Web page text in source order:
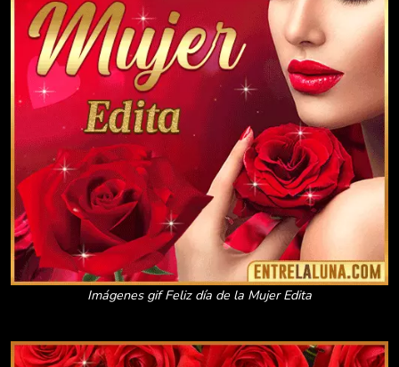
Imágenes gif Feliz día de la Mujer Edita